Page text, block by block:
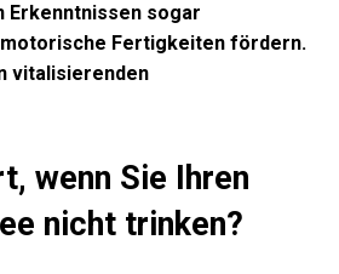
Erkenntnissen sogar
Fertigkeiten fördern.
vitalisierenden
wenn Sie Ihren
nicht trinken?